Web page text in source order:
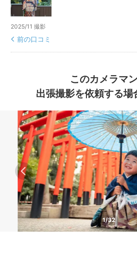
2025/11 撮影
前の口コミ
このカメラマ
出張撮影を依頼する場
1/32